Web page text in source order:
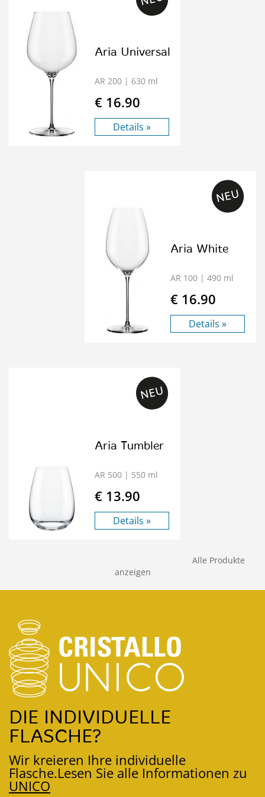
Aria Universal
AR 200 | 630 ml
€ 16.90
Details »
Aria White
AR 100 | 490 ml
€ 16.90
Details »
Aria Tumbler
AR 500 | 550 ml
€ 13.90
Details »
Alle Produkte
anzeigen
DIE INDIVIDUELLE
FLASCHE?
Wir kreieren Ihre individuelle
Flasche.Lesen Sie alle Informationen zu
UNICO